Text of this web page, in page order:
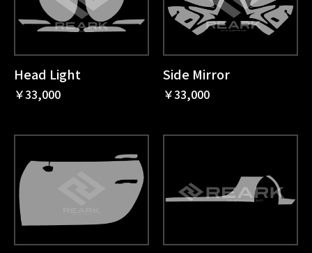
Head Light
￥33,000
Side Mirror
￥33,000